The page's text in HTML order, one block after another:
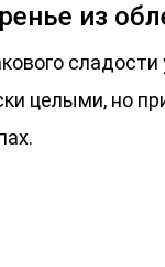
из
целыми, но